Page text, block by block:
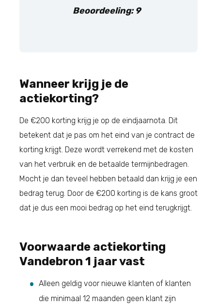
Beoordeeling: 9
Wanneer krijg je de
actiekorting?
De €200 korting krijg je op de eindjaarnota. Dit
betekent dat je pas om het eind van je contract de
korting krijgt. Deze wordt verrekend met de kosten
van het verbruik en de betaalde termijnbedragen.
Mocht je dan teveel hebben betaald dan krijg je een
bedrag terug. Door de €200 korting is de kans groot
dat je dus een mooi bedrag op het eind terugkrijgt.
Voorwaarde actiekorting
Vandebron 1 jaar vast
Alleen geldig voor nieuwe klanten of klanten
die minimaal 12 maanden geen klant zijn